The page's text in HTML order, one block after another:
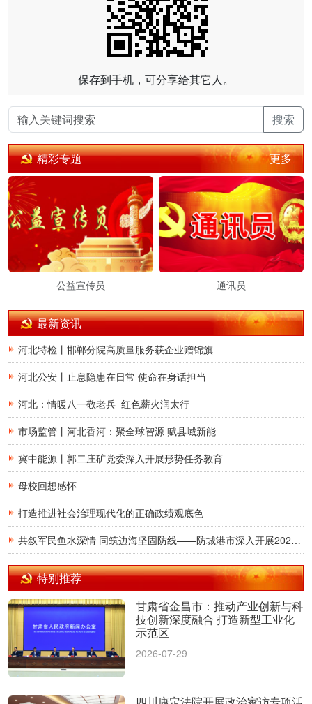
保存到手机，可分享给其它人。
搜索
精彩专题 更多
公益宣传员 通讯员
最新资讯
河北特检丨邯郸分院高质量服务获企业赠锦旗
河北公安丨止息隐患在日常 使命在身话担当
河北：情暖八一敬老兵 红色薪火润太行
市场监管丨河北香河：聚全球智源 赋县域新能
冀中能源丨郭二庄矿党委深入开展形势任务教育
母校回想感怀
打造推进社会治理现代化的正确政绩观底色
共叙军民鱼水深情 同筑边海坚固防线——防城港市深入开展2026年八一建军节慰问活动
特别推荐
甘肃省金昌市：推动产业创新与科
技创新深度融合 打造新型工业化
示范区
2026-07-29